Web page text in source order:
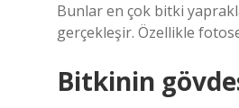
Bunlar en çok bitki
gerçekleşir. Özellikle
Bitkinin